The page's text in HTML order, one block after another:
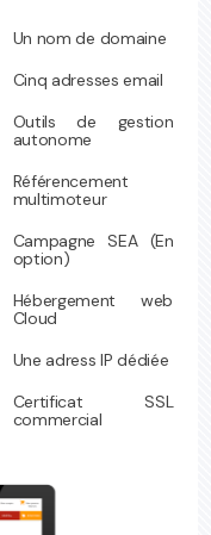
Un nom de domaine
Cinq adresses email
Outils de gestion
autonome
Référencement
multimoteur
Campagne SEA (En
option)
Hébergement web
Cloud
Une adress IP dédiée
Certificat SSL
commercial